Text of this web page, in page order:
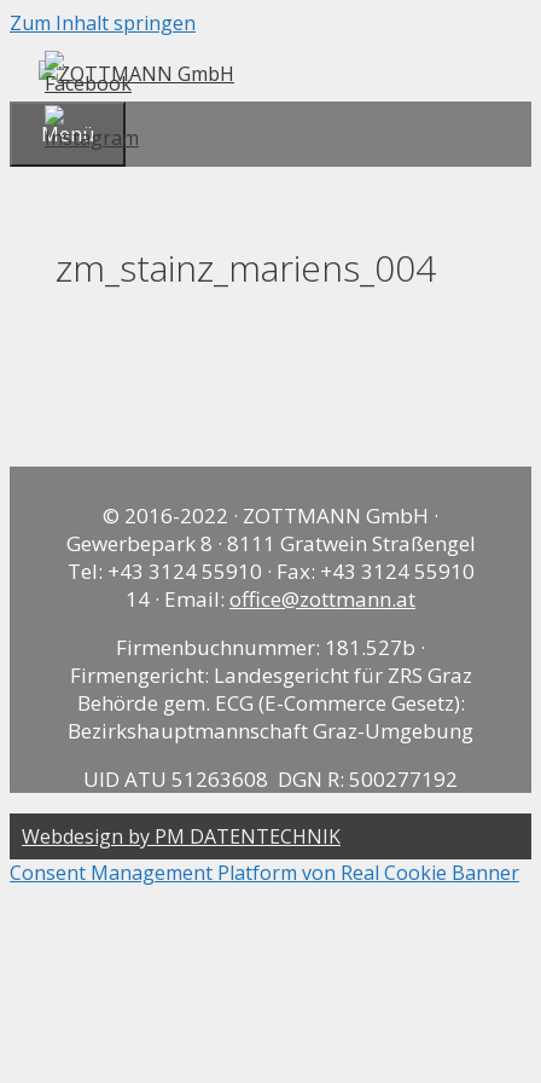
Zum Inhalt springen
Menü
zm_stainz_mariens_004
© 2016-2022 · ZOTTMANN GmbH ·
Gewerbepark 8 · 8111 Gratwein Straßengel
Tel: +43 3124 55910 · Fax: +43 3124 55910
14 · Email: office@zottmann.at
Firmenbuchnummer: 181.527b ·
Firmengericht: Landesgericht für ZRS Graz
Behörde gem. ECG (E-Commerce Gesetz):
Bezirkshauptmannschaft Graz-Umgebung
UID ATU 51263608 DGN R: 500277192
Webdesign by PM DATENTECHNIK
Consent Management Platform von Real Cookie Banner